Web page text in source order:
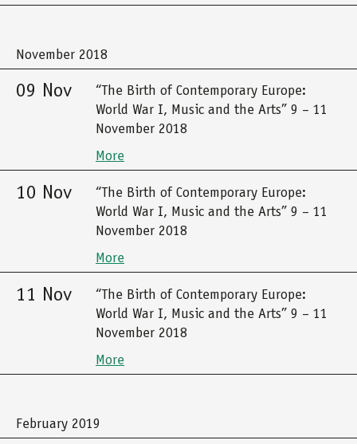
November 2018
09 Nov
“The Birth of Contemporary Europe:
World War I, Music and the Arts” 9 – 11
November 2018
More
10 Nov
“The Birth of Contemporary Europe:
World War I, Music and the Arts” 9 – 11
November 2018
More
11 Nov
“The Birth of Contemporary Europe:
World War I, Music and the Arts” 9 – 11
November 2018
More
February 2019